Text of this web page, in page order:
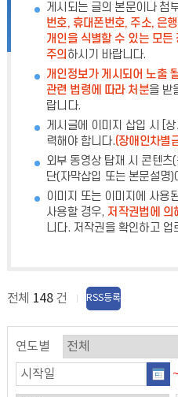
게시되는 글의 본문이나 첨
번호, 휴대폰번호, 주소, 은
개인을 식별할 수 있는 모
주의 하시기 바랍니다.
개인정보가 게시되어 노출
관련 법령에 따라 처분을 받
랍니다.
게시글에 이미지 삽입 시 [
력해야 합니다.(장애인차별
외부 동영상 탑재 시 콘텐츠
단(자막삽입 또는 본문설명
이미지 또는 이미지에 사용
사용할 경우, 저작권법에 의
니다. 저작권을 확인하고 업
전체 148 건 RSS등록
연도별
~